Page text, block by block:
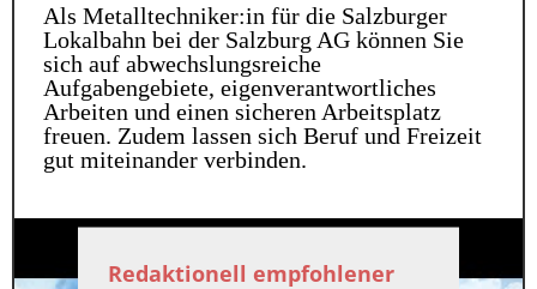
Als Metalltechniker:in für die Salzburger
Lokalbahn bei der Salzburg AG können Sie
sich auf abwechslungsreiche
Aufgabengebiete, eigenverantwortliches
Arbeiten und einen sicheren Arbeitsplatz
freuen. Zudem lassen sich Beruf und Freizeit
gut miteinander verbinden.
Redaktionell empfohlener